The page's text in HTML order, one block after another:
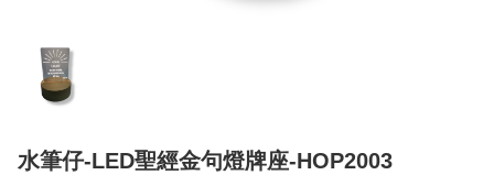
水筆仔-LED聖經金句燈牌座-HOP2003